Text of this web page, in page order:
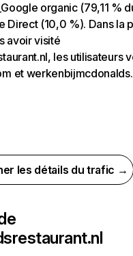
organic (79,11 %
Direct (10,0 %). Dans la
avoir visité
les utilisateurs
et
les détails du trafic →